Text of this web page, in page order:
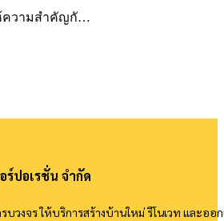
ความสำคัญกั…
ปอเรชั่น จำกัด
บวงจร ให้บริการสร้างบ้านใหม่ รีโนเวท และ